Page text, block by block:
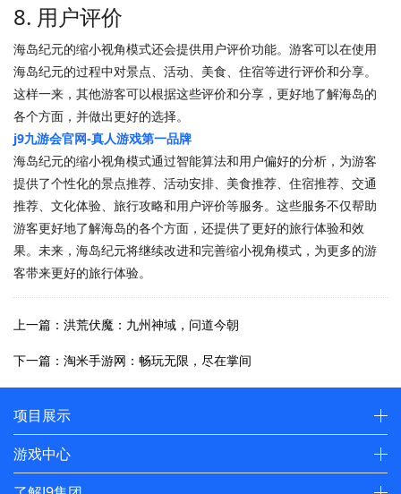
8. 用户评价
海岛纪元的缩小视角模式还会提供用户评价功能。游客可以在使用
海岛纪元的过程中对景点、活动、美食、住宿等进行评价和分享。
这样一来，其他游客可以根据这些评价和分享，更好地了解海岛的
各个方面，并做出更好的选择。
j9九游会官网-真人游戏第一品牌
海岛纪元的缩小视角模式通过智能算法和用户偏好的分析，为游客
提供了个性化的景点推荐、活动安排、美食推荐、住宿推荐、交通
推荐、文化体验、旅行攻略和用户评价等服务。这些服务不仅帮助
游客更好地了解海岛的各个方面，还提供了更好的旅行体验和效
果。未来，海岛纪元将继续改进和完善缩小视角模式，为更多的游
客带来更好的旅行体验。
上一篇：洪荒伏魔：九州神域，问道今朝
下一篇：淘米手游网：畅玩无限，尽在掌间
项目展示
游戏中心